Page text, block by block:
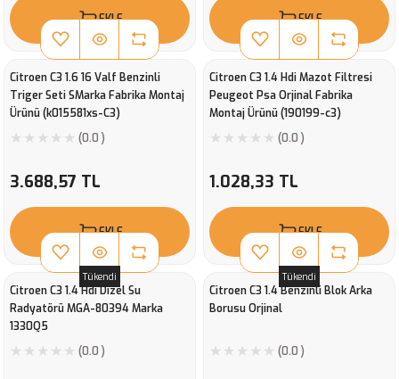
EKLE EKLE
Citroen C3 1.6 16 Valf Benzinli
Triger Seti SMarka Fabrika Montaj
Ürünü (k015581xs-C3)
(0.0 )
3.688,57 TL
EKLE
Citroen C3 1.4 Hdi Mazot Filtresi
Peugeot Psa Orjinal Fabrika
Montaj Ürünü (190199-c3)
(0.0 )
1.028,33 TL
EKLE
Tükendi
Citroen C3 1.4 Hdi Dizel Su
Radyatörü MGA-80394 Marka
1330Q5
(0.0 )
Tükendi
Citroen C3 1.4 Benzinli Blok Arka
Borusu Orjinal
(0.0 )